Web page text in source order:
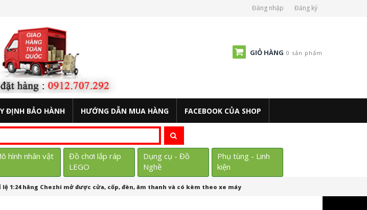
Đăng nhập Đăng ký
GIỎ HÀNG 0 sản phẩm
ĐỊNH BẢO HÀNH HƯỚNG DẪN MUA HÀNG FACEBOOK CỦA SHOP
hình nhân vật
Đồ chơi lắp ráp
LEGO
Dụng cụ - Đồ
Nghề
Phụ tùng - Linh
kiện
hãng Chezhi mở được cửa, cốp, đèn, âm thanh và có kèm theo xe máy